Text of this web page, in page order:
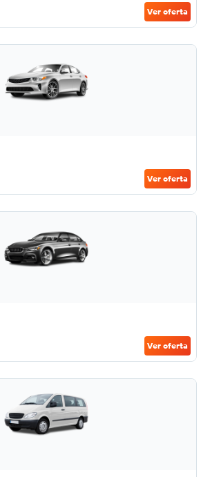
Ver oferta
Ver oferta
Ver oferta